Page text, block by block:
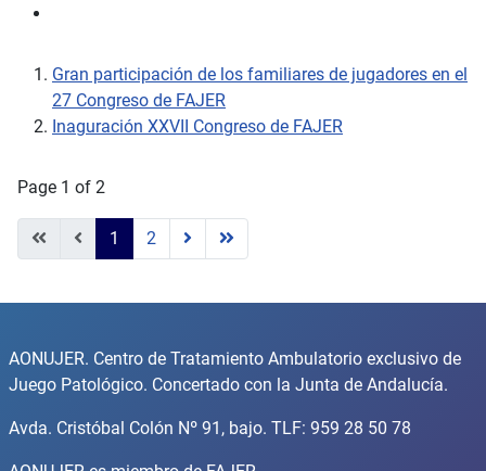
Gran participación de los familiares de jugadores en el
27 Congreso de FAJER
Inaguración XXVII Congreso de FAJER
Page 1 of 2
1 2
AONUJER. Centro de Tratamiento Ambulatorio exclusivo de
Juego Patológico. Concertado con la Junta de Andalucía.
Avda. Cristóbal Colón Nº 91, bajo. TLF: 959 28 50 78